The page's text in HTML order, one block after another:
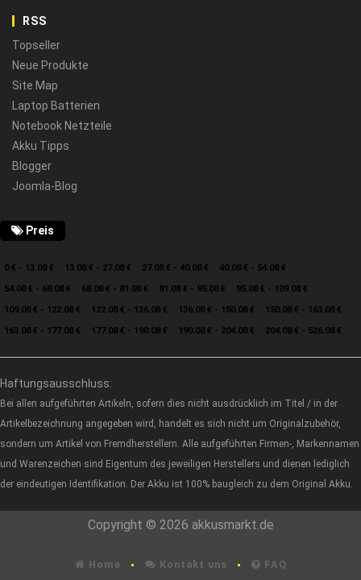
RSS
Topseller
Neue Produkte
Site Map
Laptop Batterien
Notebook Netzteile
Akku Tipps
Blogger
Joomla-Blog
Preis
0 € - 13.08 € 13.08 € - 27.08 € 27.08 € - 40.08 €
40.08 € - 54.08 €
54.08 € - 68.08 €
68.08 € - 81.08 € 81.08 € - 95.08 €
95.08 € - 109.08 €
109.08 € - 122.08 €
122.08 € - 136.08 € 136.08 € - 150.08 €
150.08 € - 163.08 €
163.08 € - 177.08 €
177.08 € - 190.08 € 190.08 € - 204.08 € 204.08 € - 526.08 €
Haftungsausschluss:
Bei allen aufgeführten Artikeln, sofern dies nicht ausdrücklich im Titel / in der
Artikelbezeichnung angegeben wird, handelt es sich nicht um Originalzubehör,
sondern um Artikel von Fremdherstellern. Alle aufgeführten Firmen-, Markennamen
und Warenzeichen sind Eigentum des jeweiligen Herstellers und dienen lediglich
der eindeutigen Identifikation. Der Akku ist 100% baugleich zu dem Original Akku.
Copyright © 2026 akkusmarkt.de
Home Kontakt uns FAQ